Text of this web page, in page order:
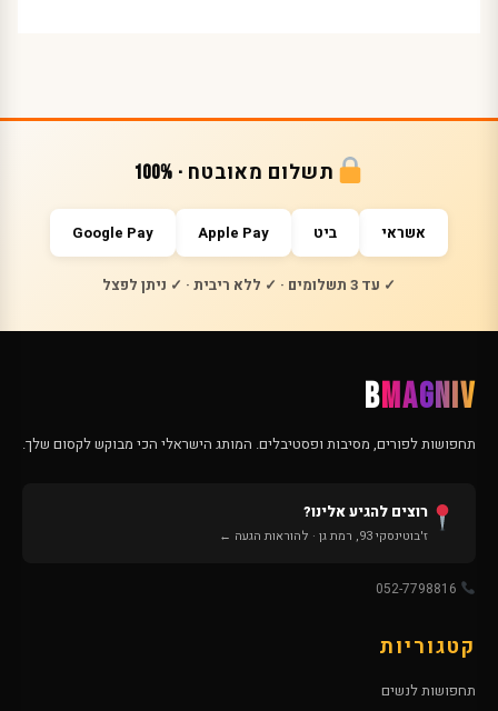
תשלום מאובטח · 100%
אשראי ביט Apple Pay
Google Pay
✓ עד 3 תשלומים · ✓ ללא ריבית · ✓ ניתן לפצל
BMAGNIV
תחפושות לפורים, מסיבות ופסטיבלים. המותג הישראלי הכי מבוקש לקסום שלך.
רוצים להגיע אלינו?
ז'בוטינסקי 93, רמת גן · להוראות הגעה ←
קטגוריות
תחפושות לנשים